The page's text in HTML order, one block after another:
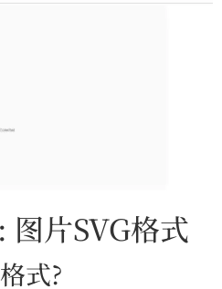
图片SVG格式
式?